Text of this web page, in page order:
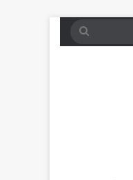
بحث